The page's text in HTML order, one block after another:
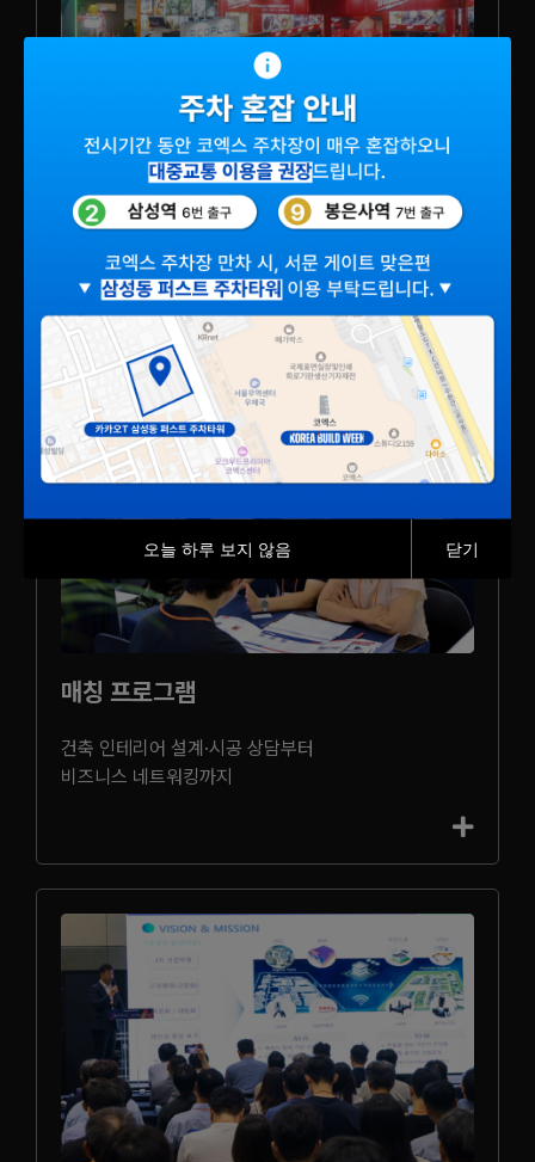
특별기획
건설·건축·인테리어 산업의 최신 기술과
트렌드에 입각한 큐레이션
매칭 프로그램
건축 인테리어 설계·시공 상담부터
비즈니스 네트워킹까지
오늘 하루 보지 않음 닫기